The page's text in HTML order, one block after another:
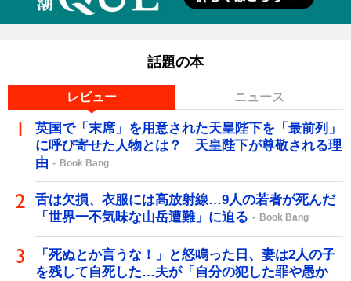
話題の本
レビュー ニュース
英国で「末席」を用意された天皇陛下を「最前列」
に呼び寄せた人物とは？ 天皇陛下が尊敬される理
由
Book Bang
舌は欠損、衣服には高放射線…9人の若者が死んだ
「世界一不気味な山岳遭難」に迫る
Book Bang
「死ぬとか言うな！」と怒鳴った日、妻は2人の子
を残して自死した…夫が「自分の犯した罪や愚か